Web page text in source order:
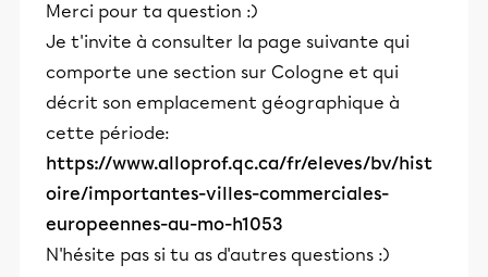
Merci pour ta question :)
Je t'invite à consulter la page suivante qui
comporte une section sur Cologne et qui
décrit son emplacement géographique à
cette période:
https://www.alloprof.qc.ca/fr/eleves/bv/hist
oire/importantes-villes-commerciales-
europeennes-au-mo-h1053
N'hésite pas si tu as d'autres questions :)